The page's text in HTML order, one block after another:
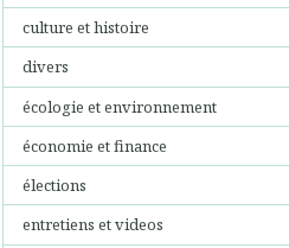
culture et histoire
divers
écologie et environnement
économie et finance
élections
entretiens et videos